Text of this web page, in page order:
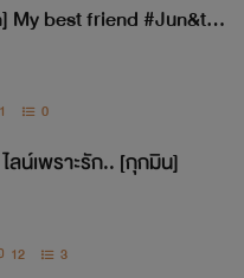
My best friend #Jun&the
1 0
ลน์เพราะรัก.. [กุกมิน]
12 3